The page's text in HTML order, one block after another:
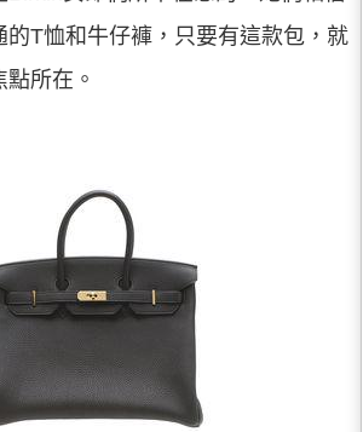
的T恤和牛仔褲，只要有這款包，就
所在。